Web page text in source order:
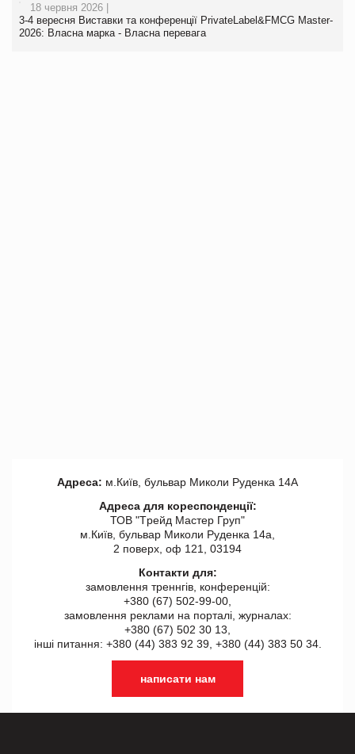
18 червня 2026 |
3-4 вересня Виставки та конференції PrivateLabel&FMCG Master-
2026: Власна марка - Власна перевага
Адреса: м.Київ, бульвар Миколи Руденка 14А
Адреса для кореспонденції:
ТОВ "Tрейд Мастер Груп"
м.Київ, бульвар Миколи Руденка 14а,
2 поверх, оф 121, 03194
Контакти для:
замовлення треннгів, конференцій:
+380 (67) 502-99-00,
замовлення реклами на порталі, журналах:
+380 (67) 502 30 13,
інші питання: +380 (44) 383 92 39, +380 (44) 383 50 34.
написати нам